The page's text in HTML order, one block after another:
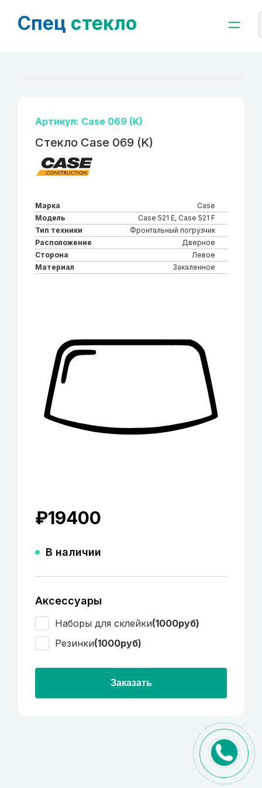
Спец стекло
Артикул: Case 069 (K)
Стекло Case 069 (K)
Марка
Case
Модель
Case 521 Е, Case 521 F
Тип техники
Фронтальный погрузчик
Расположение
Дверное
Сторона
Левое
Материал
Закаленное
₽19400
В наличии
Аксессуары
Наборы для склейки(1000руб)
Резинки(1000руб)
Заказать